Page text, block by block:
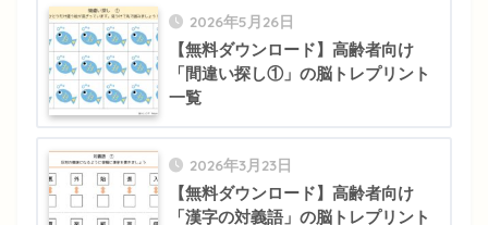
2026年5月26日
【無料ダウンロード】高齢者向け
「間違い探し①」の脳トレプリント
一覧
2026年3月23日
【無料ダウンロード】高齢者向け
「漢字の対義語」の脳トレプリント